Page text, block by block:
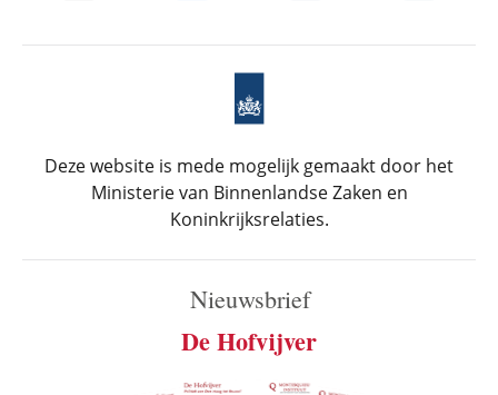
Deze website is mede mogelijk gemaakt door het
Ministerie van Binnenlandse Zaken en
Koninkrijksrelaties.
Nieuwsbrief
De Hofvijver